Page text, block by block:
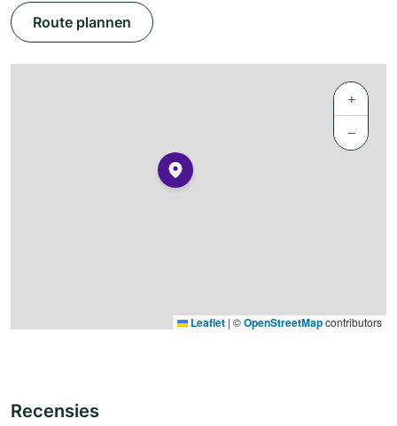
Route plannen
+
−
Leaflet | ©OpenStreetMapcontributors
Recensies